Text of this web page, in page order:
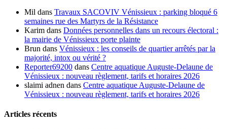
Mil dans Travaux SACOVIV Vénissieux : parking bloqué 6
semaines rue des Martyrs de la Résistance
Karim dans Données personnelles dans un recours électoral :
la mairie de Vénissieux porte plainte
Brun dans Vénissieux : les conseils de quartier arrêtés par la
majorité, intox ou vérité ?
Reporter69200 dans Centre aquatique Auguste-Delaune de
Vénissieux : nouveau règlement, tarifs et horaires 2026
slaimi adnen dans Centre aquatique Auguste-Delaune de
Vénissieux : nouveau règlement, tarifs et horaires 2026
Articles récents